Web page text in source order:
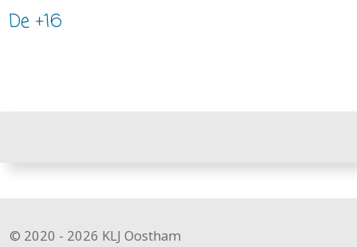
De +16
© 2020 - 2026 KLJ Oostham